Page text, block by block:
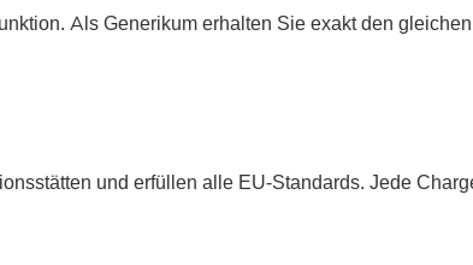
Als Generikum erhalten Sie exakt den
und erfüllen alle EU-Standards. Jede